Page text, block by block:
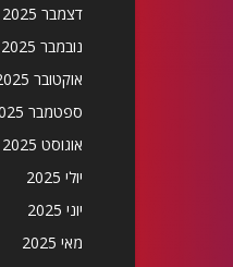
דצמבר 2025
נובמבר 2025
אוקטובר 2025
ספטמבר 2025
אוגוסט 2025
יולי 2025
יוני 2025
מאי 2025